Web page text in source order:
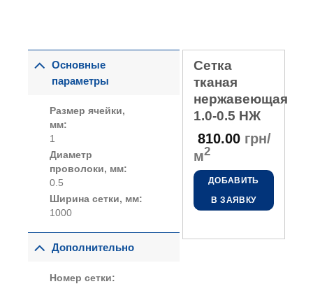
Сетка
тканая
нержавеющая
1.0-0.5 НЖ
810.00грн/
м2
ДОБАВИТЬ
В ЗАЯВКУ
Основные
параметры
Размер ячейки,
мм:
1
Диаметр
проволоки, мм:
0.5
Ширина сетки, мм:
1000
Дополнительно
Номер сетки: